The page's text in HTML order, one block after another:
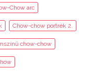
Chow arc
Chow-chow portrék 2.
chow-chow